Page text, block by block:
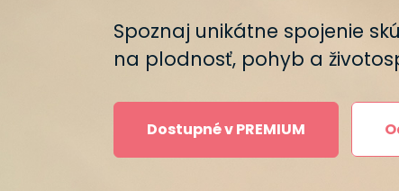
Spoznaj unikátne spojenie
na plodnosť, pohyb a
Dostupné v PREMIUM